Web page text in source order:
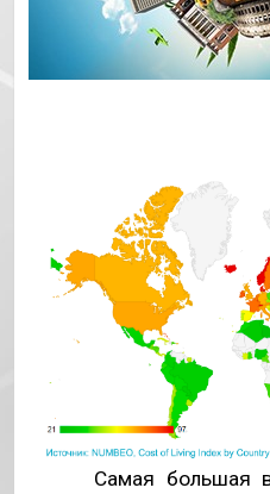
Самая большая